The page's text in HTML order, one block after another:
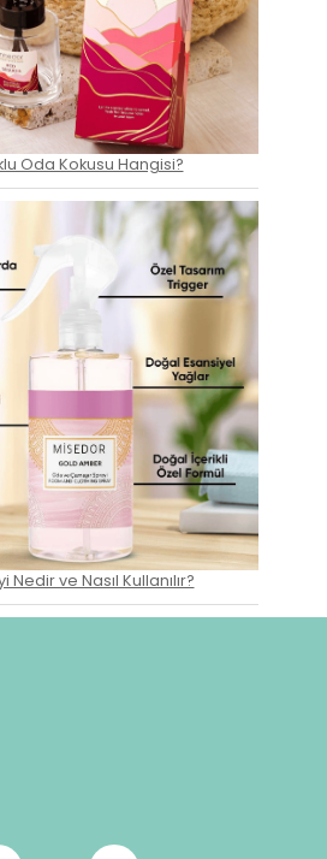
Oda Kokusu Hangisi?
Nedir ve Nasıl Kullanılır?